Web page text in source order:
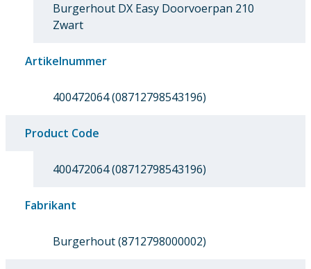
Burgerhout DX Easy Doorvoerpan 210
Zwart
Artikelnummer
400472064 (08712798543196)
Product Code
400472064 (08712798543196)
Fabrikant
Burgerhout (8712798000002)